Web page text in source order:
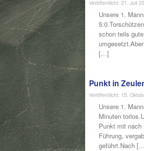
Veröffentlicht: 21. Juli
Unsere 1.
schon teils
[…]
Punkt in
Veröffentlicht: 15.
Unsere 1.
Minuten
Punkt mit nach
Führung,
geführt.Nach